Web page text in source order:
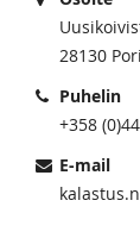
28130
Puhelin
+358
E-mail